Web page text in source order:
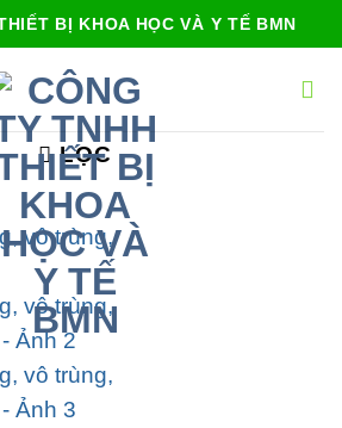
BỊ KHOA HỌC VÀ Y TẾ BMN
LỌC